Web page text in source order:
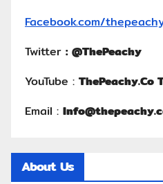
Facebook.com/
Twitter : @ThePeachy
YouTube : ThePeachy.Co
Email :
About Us